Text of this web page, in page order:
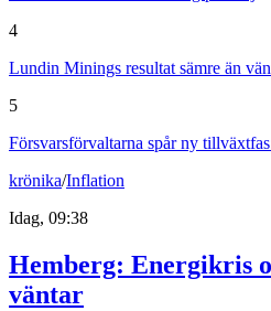
4
Lundin Minings resultat sämre än
5
Försvarsförvaltarna spår ny
krönika/Inflation
Idag, 09:38
Hemberg: Energikris
väntar